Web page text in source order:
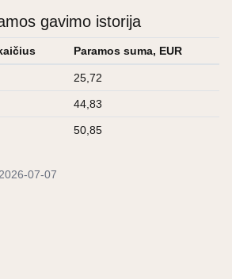
gavimo istorija
Paramos suma, EUR
25,72
44,83
50,85
2026-07-07